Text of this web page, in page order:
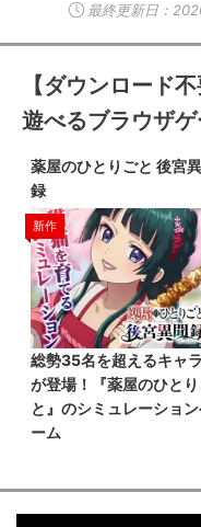
最終更新日：
【ダウンロード
遊べるブラウザゲ
薬屋のひとりごと 後宮
録
新作
総勢35名を超えるキャラ
が登場！『薬屋のひと
と』のシミュレーショ
ーム